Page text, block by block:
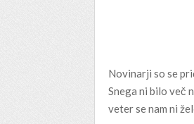
Novinarji so se
Snega ni bilo več
veter se nam ni